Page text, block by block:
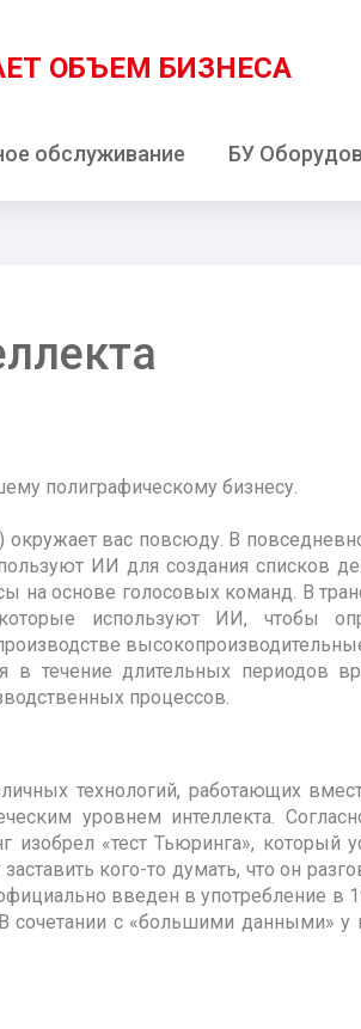
ОБЪЕМ БИЗНЕСА
обслуживание БУ
полиграфическому бизнесу.
окружает вас повсюду. В
ИИ для создания списков
на основе голосовых команд. В
используют ИИ, чтобы
в течение длительных периодов
процессов.
технологий, работающих
уровнем интеллекта.
«тест Тьюринга», который
кого-то думать, что он
введен в употребление в
сочетании с «большими данными» у